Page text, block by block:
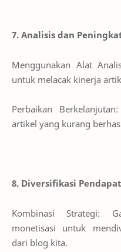
7. Analisis dan
Menggunakan Alat
untuk melacak kinerja
Perbaikan
artikel yang kurang
8. Diversifikasi
Kombinasi Strategi:
monetisasi untuk
dari blog kita.